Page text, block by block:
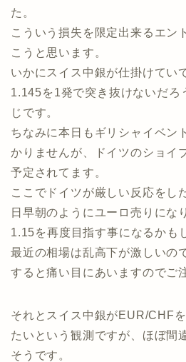
た。
こういう損失を限定出来るエン
こうと思います。
いかにスイス中銀が仕掛けてい
1.145を1発で突き抜けないだろ
じです。
ちなみに本日もギリシャイベン
かりませんが、ドイツのショイ
予定されてます。
ここでドイツが厳しい反応をし
日早朝のようにユーロ売りにな
1.15を再度目指す事になるかも
最近の相場は乱高下が激しいの
すると痛い目にあいますのでご
それとスイス中銀がEUR/CHF
たいという観測ですが、ほぼ間
そうです。